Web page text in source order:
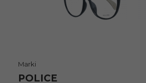
Marki
POLICE